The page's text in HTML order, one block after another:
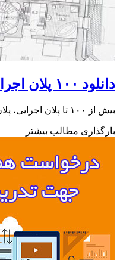
دانلود ۱۰۰ پلان اجرائی
بیش از ۱۰۰ تا پلان اجرایی، پلان های موجود: ساختمان یک طبقه ساختمان ۳ طبقه پلان + ۳d اتوکد پلان ساختمان ۵…
بارگذاری مطالب بیشتر